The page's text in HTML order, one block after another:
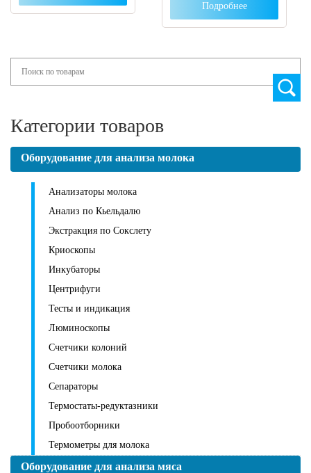
Подробнее
Категории товаров
Оборудование для анализа молока
Анализаторы молока
Анализ по Кьельдалю
Экстракция по Сокслету
Криоскопы
Инкубаторы
Центрифуги
Тесты и индикация
Люминоскопы
Счетчики колоний
Счетчики молока
Сепараторы
Термостаты-редуктазники
Пробоотборники
Термометры для молока
Оборудование для анализа мяса